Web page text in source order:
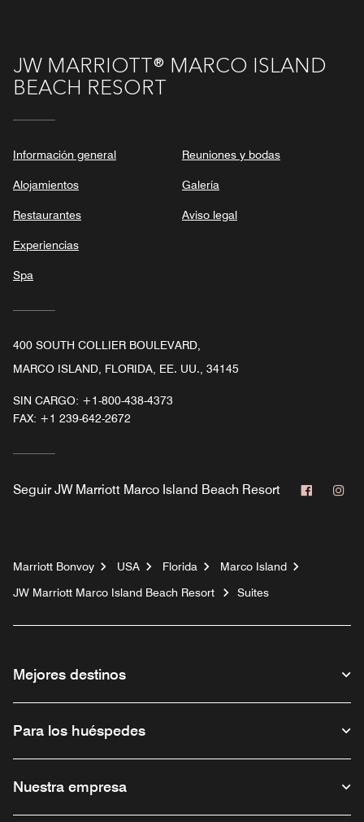
JW MARRIOTT® MARCO ISLAND
BEACH RESORT
Información general
Alojamientos
Restaurantes
Experiencias
Spa
Reuniones y bodas
Galería
Aviso legal
400 SOUTH COLLIER BOULEVARD,
MARCO ISLAND, FLORIDA, EE. UU., 34145
SIN CARGO: +1-800-438-4373
FAX: +1 239-642-2672
Seguir JW Marriott Marco Island Beach Resort
Marriott Bonvoy USA Florida
Marco Island
JW Marriott Marco Island Beach Resort
Suites
Mejores destinos
Para los huéspedes
Nuestra empresa